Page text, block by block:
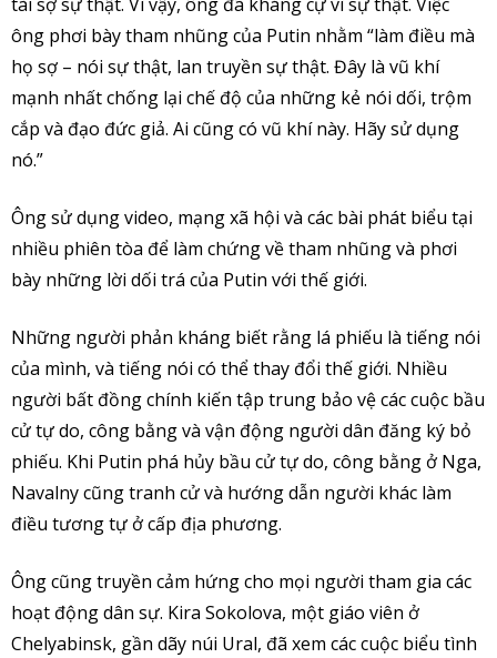
ông phơi bày tham nhũng của Putin nhằm “làm điều mà
họ sợ – nói sự thật, lan truyền sự thật. Đây là vũ khí
mạnh nhất chống lại chế độ của những kẻ nói dối, trộm
cắp và đạo đức giả. Ai cũng có vũ khí này. Hãy sử dụng
nó.”
Ông sử dụng video, mạng xã hội và các bài phát biểu tại
nhiều phiên tòa để làm chứng về tham nhũng và phơi
bày những lời dối trá của Putin với thế giới.
Những người phản kháng biết rằng lá phiếu là tiếng nói
của mình, và tiếng nói có thể thay đổi thế giới. Nhiều
người bất đồng chính kiến tập trung bảo vệ các cuộc bầu
cử tự do, công bằng và vận động người dân đăng ký bỏ
phiếu. Khi Putin phá hủy bầu cử tự do, công bằng ở Nga,
Navalny cũng tranh cử và hướng dẫn người khác làm
điều tương tự ở cấp địa phương.
Ông cũng truyền cảm hứng cho mọi người tham gia các
hoạt động dân sự. Kira Sokolova, một giáo viên ở
Chelyabinsk, gần dãy núi Ural, đã xem các cuộc biểu tình